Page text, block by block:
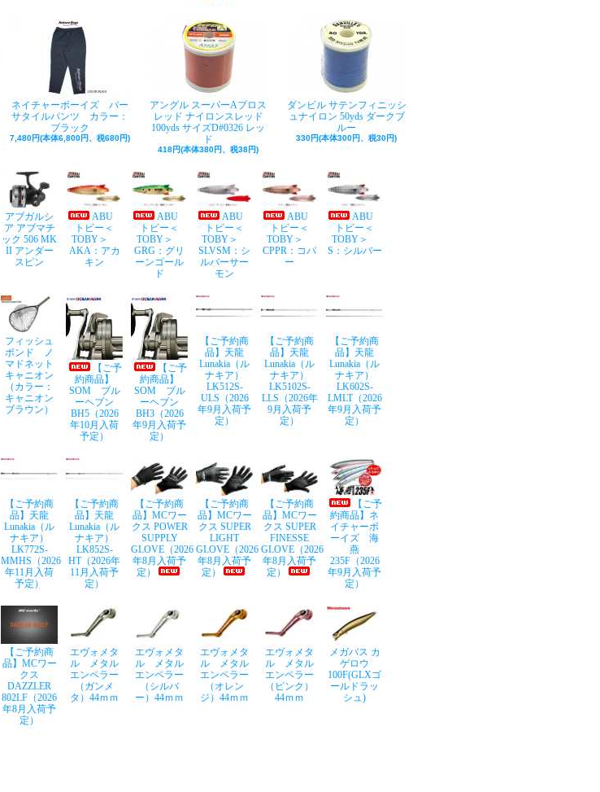
ネイチャーボーイズ バー
サタイルパンツ カラー：
ブラック
7,480円(本体6,800円、税680円)
アングル スーパーAプロス
レッド ナイロンスレッド
100yds サイズD#0326 レッ
ド
418円(本体380円、税38円)
ダンビル サテンフィニッシ
ュナイロン 50yds ダークブ
ルー
330円(本体300円、税30円)
アブガルシ
ア アブマチ
ック 506 MK
II アンダー
スピン
ABU
トビー＜
TOBY＞
AKA：アカ
キン
ABU
トビー＜
TOBY＞
GRG：グリ
ーンゴール
ド
ABU
トビー＜
TOBY＞
SLVSM：シ
ルバーサー
モン
ABU
トビー＜
TOBY＞
CPPR：コパ
ー
ABU
トビー＜
TOBY＞
S：シルバー
フィッシュ
ポンド ノ
マドネット
キャニオン
（カラー：
キャニオン
ブラウン）
【ご予
約商品】
SOM ブル
ーヘブン
BH5（2026
年10月入荷
予定）
【ご予
約商品】
SOM ブル
ーヘブン
BH3（2026
年9月入荷予
定）
【ご予約商
品】天龍
Lunakia（ル
ナキア）
LK512S-
ULS（2026
年9月入荷予
定）
【ご予約商
品】天龍
Lunakia（ル
ナキア）
LK5102S-
LLS（2026年
9月入荷予
定）
【ご予約商
品】天龍
Lunakia（ル
ナキア）
LK602S-
LMLT（2026
年9月入荷予
定）
【ご予約商
品】天龍
Lunakia（ル
ナキア）
LK772S-
MMHS（2026
年11月入荷
予定）
【ご予約商
品】天龍
Lunakia（ル
ナキア）
LK852S-
HT（2026年
11月入荷予
定）
【ご予約商
品】MCワー
クス POWER
SUPPLY
GLOVE（2026
年8月入荷予
定）
【ご予約商
品】MCワー
クス SUPER
LIGHT
GLOVE（2026
年8月入荷予
定）
【ご予約商
品】MCワー
クス SUPER
FINESSE
GLOVE（2026
年8月入荷予
定）
【ご予
約商品】ネ
イチャーボ
ーイズ 海
燕
235F（2026
年9月入荷予
定）
【ご予約商
品】MCワー
クス
DAZZLER
802LF（2026
年8月入荷予
定）
エヴォメタ
ル メタル
エンペラー
（ガンメ
タ）44ｍｍ
エヴォメタ
ル メタル
エンペラー
（シルバ
ー）44ｍｍ
エヴォメタ
ル メタル
エンペラー
（オレン
ジ）44ｍｍ
エヴォメタ
ル メタル
エンペラー
（ピンク）
44ｍｍ
メガバス カ
ゲロウ
100F(GLXゴ
ールドラッ
シュ)